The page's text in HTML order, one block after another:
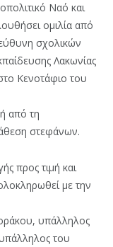
Ναό και
ομιλία από
σχολικών
Λακωνίας
Κενοτάφιο του
από τη
στεφάνων.
προς τιμή και
με την
υπάλληλος
του